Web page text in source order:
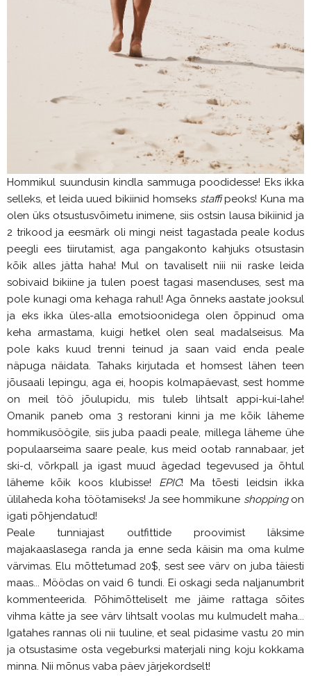
Hommikul suundusin kindla sammuga poodidesse! Eks ikka
selleks, et leida uued bikiinid homseks staffipeoks! Kuna ma
olen üks otsustusvõimetu inimene, siis ostsin lausa bikiinid ja
2 trikood ja eesmärk oli mingi neist tagastada peale kodus
peegli ees tiirutamist, aga pangakonto kahjuks otsustasin
kõik alles jätta haha! Mul on tavaliselt niii nii raske leida
sobivaid bikiine ja tulen poest tagasi masenduses, sest ma
pole kunagi oma kehaga rahul! Aga õnneks aastate jooksul
ja eks ikka üles-alla emotsioonidega olen õppinud oma
keha armastama, kuigi hetkel olen seal madalseisus. Ma
pole kaks kuud trenni teinud ja saan vaid enda peale
näpuga näidata. Tahaks kirjutada et homsest lähen teen
jõusaali lepingu, aga ei, hoopis kolmapäevast, sest homme
on meil töö jõulupidu, mis tuleb lihtsalt appi-kui-lahe!
Omanik paneb oma 3 restorani kinni ja me kõik läheme
hommikusöögile, siis juba paadi peale, millega läheme ühe
populaarseima saare peale, kus meid ootab rannabaar, jet
ski-d, võrkpall ja igast muud ägedad tegevused ja õhtul
läheme kõik koos klubisse! EPIC! Ma tõesti leidsin ikka
ülilaheda koha töötamiseks! Ja see hommikune shoppingon
igati põhjendatud!
Peale tunniajast outfittide proovimist läksime
majakaaslasega randa ja enne seda käisin ma oma kulme
värvimas. Elu mõttetumad 20$, sest see värv on juba täiesti
maas... Möödas on vaid 6 tundi. Ei oskagi seda naljanumbrit
kommenteerida. Põhimõtteliselt me jäime rattaga sõites
vihma kätte ja see värv lihtsalt voolas mu kulmudelt maha...
Igatahes rannas oli nii tuuline, et seal pidasime vastu 20 min
ja otsustasime osta vegeburksi materjali ning koju kokkama
minna. Nii mõnus vaba päev järjekordselt!